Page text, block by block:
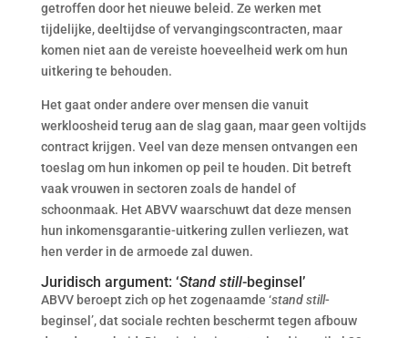
getroffen door het nieuwe beleid. Ze werken met
tijdelijke, deeltijdse of vervangingscontracten, maar
komen niet aan de vereiste hoeveelheid werk om hun
uitkering te behouden.
Het gaat onder andere over mensen die vanuit
werkloosheid terug aan de slag gaan, maar geen voltijds
contract krijgen. Veel van deze mensen ontvangen een
toeslag om hun inkomen op peil te houden. Dit betreft
vaak vrouwen in sectoren zoals de handel of
schoonmaak. Het ABVV waarschuwt dat deze mensen
hun inkomensgarantie-uitkering zullen verliezen, wat
hen verder in de armoede zal duwen.
Juridisch argument: ‘Stand still-beginsel’
ABVV beroept zich op het zogenaamde ‘stand still-
beginsel’, dat sociale rechten beschermt tegen afbouw